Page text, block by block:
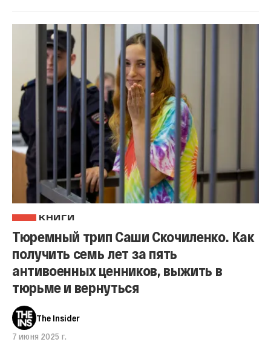
КНИГИ
Тюремный трип Саши Скочиленко. Как
получить семь лет за пять
антивоенных ценников, выжить в
тюрьме и вернуться
The Insider
7 июня 2025 г.